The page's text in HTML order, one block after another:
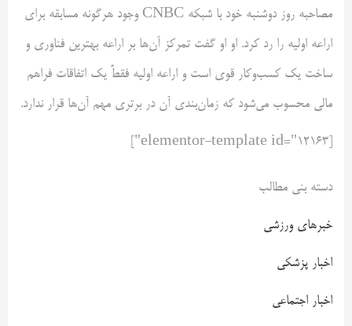
مصاحبه روز دوشنبه خود با شبکه CNBC وجود هرگونه مسابقه برای
اراعه اولیه را رد کرد. او او گفت تمرکز آن‌ها بر اراعه بهترین فناوری و
ساخت یک کسب‌وکار قوی است و اراعه اولیه فقطً یک اتفاقات فراهم
مالی محسوب می‌شود که زمان‌بندی آن در برتری مهم آن‌ها قرار ندارد.
دسته بنی مطالب
خبرهای ورزشی
اخبار پزشکی
اخبار اجتماعی